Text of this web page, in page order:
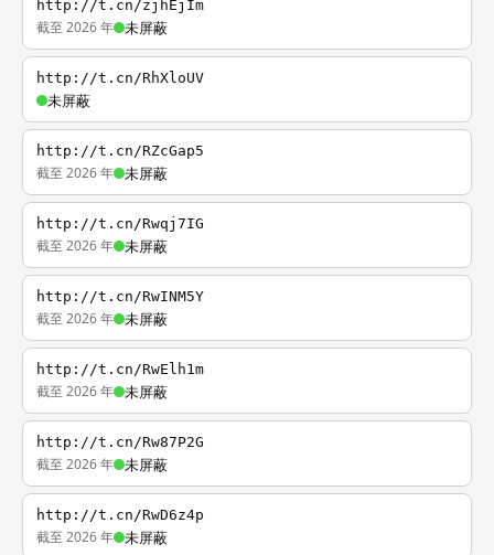
http://t.cn/zjhEjIm
截至 2026 年 未屏蔽
http://t.cn/RhXloUV
未屏蔽
http://t.cn/RZcGap5
截至 2026 年 未屏蔽
http://t.cn/Rwqj7IG
截至 2026 年 未屏蔽
http://t.cn/RwINM5Y
截至 2026 年 未屏蔽
http://t.cn/RwElh1m
截至 2026 年 未屏蔽
http://t.cn/Rw87P2G
截至 2026 年 未屏蔽
http://t.cn/RwD6z4p
截至 2026 年 未屏蔽